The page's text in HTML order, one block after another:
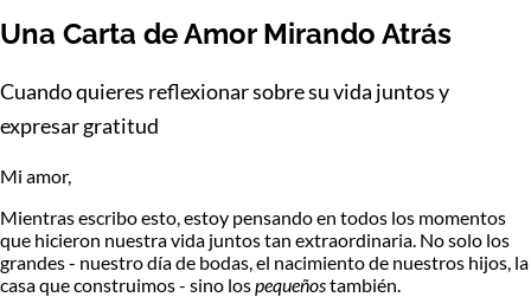
Una Carta de Amor Mirando Atrás
Cuando quieres reflexionar sobre su vida juntos y
expresar gratitud
Mi amor,
Mientras escribo esto, estoy pensando en todos los momentos
que hicieron nuestra vida juntos tan extraordinaria. No solo los
grandes - nuestro día de bodas, el nacimiento de nuestros hijos, la
casa que construimos - sino lospequeñostambién.